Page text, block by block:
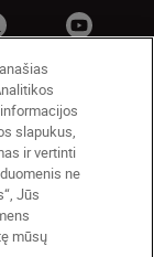
slapukus,
ir vertinti
ne
Jūs
mūsų